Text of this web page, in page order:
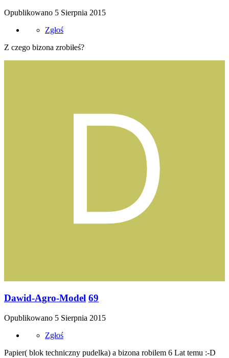
Opublikowano 5 Sierpnia 2015
Zgłoś
Z czego bizona zrobiłeś?
Dawid-Agro-Model 69
Opublikowano 5 Sierpnia 2015
Zgłoś
Papier( blok techniczny pudelka) a bizona robilem 6 Lat temu :-D